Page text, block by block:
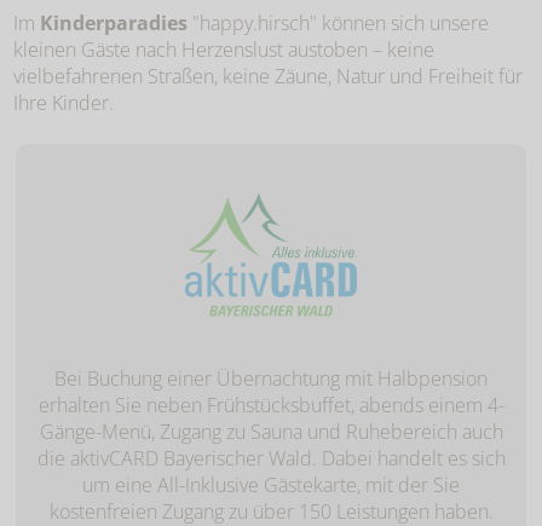
Im Kinderparadies "happy.hirsch" können sich unsere
kleinen Gäste nach Herzenslust austoben – keine
vielbefahrenen Straßen, keine Zäune, Natur und Freiheit für
Ihre Kinder.
Bei Buchung einer Übernachtung mit Halbpension
erhalten Sie neben Frühstücksbuffet, abends einem 4-
Gänge-Menü, Zugang zu Sauna und Ruhebereich auch
die aktivCARD Bayerischer Wald. Dabei handelt es sich
um eine All-Inklusive Gästekarte, mit der Sie
kostenfreien Zugang zu über 150 Leistungen haben.